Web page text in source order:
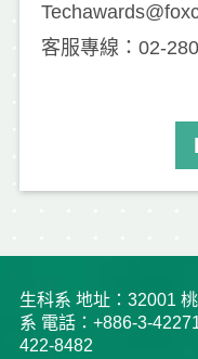
客服專線：02-
生科系 地址：32001
系 電話：+886-3-
422-8482